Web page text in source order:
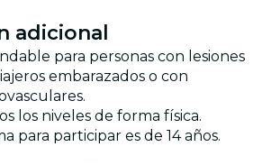
adicional
para personas con lesiones
embarazados o con
los niveles de forma física.
para participar es de 14 años.